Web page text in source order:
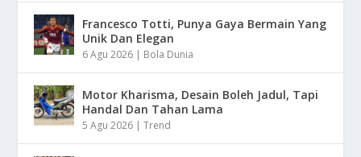
Francesco Totti, Punya Gaya Bermain Yang
Unik Dan Elegan
6 Agu 2026 | Bola Dunia
Motor Kharisma, Desain Boleh Jadul, Tapi
Handal Dan Tahan Lama
5 Agu 2026 |Trend